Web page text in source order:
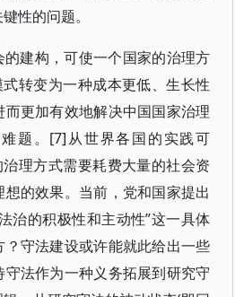
性的问题。
建构，可使一个国家的治理方
转变为一种成本更低、生长性
更加有效地解决中国国家治理
题。[7]从世界各国的实践可
理方式需要耗费大量的社会资
的效果。当前，党和国家提出
治的积极性和主动性”这一具体
？守法建设或许能就此给出一些
法作为一种义务拓展到研究守